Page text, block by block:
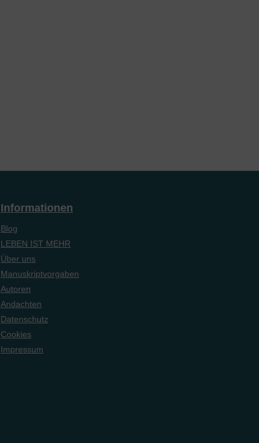
Informationen
Blog
LEBEN IST MEHR
Über uns
Manuskriptvorgaben
Autoren
Andachten
Datenschutz
Cookies
Impressum